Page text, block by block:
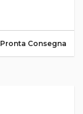
Pronta Consegna